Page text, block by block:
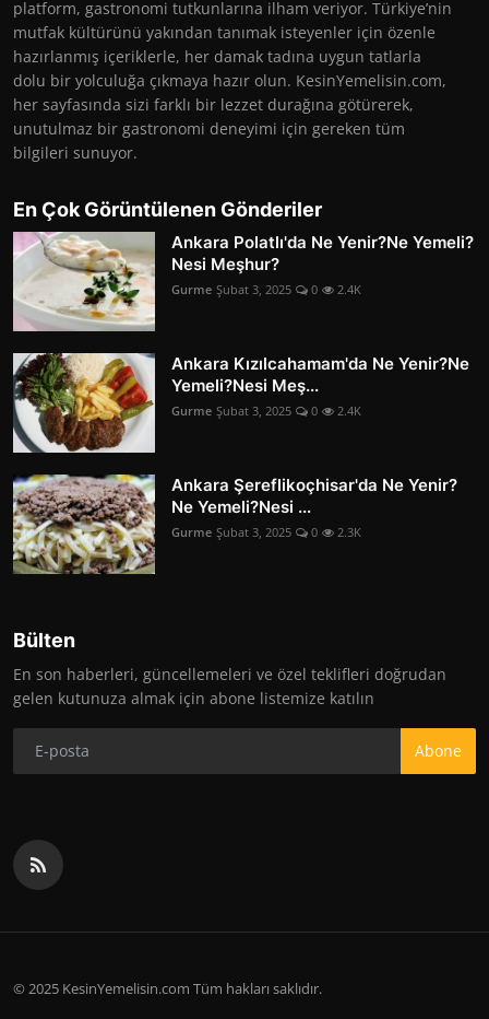
platform, gastronomi tutkunlarına ilham veriyor. Türkiye’nin
mutfak kültürünü yakından tanımak isteyenler için özenle
hazırlanmış içeriklerle, her damak tadına uygun tatlarla
dolu bir yolculuğa çıkmaya hazır olun. KesinYemelisin.com,
her sayfasında sizi farklı bir lezzet durağına götürerek,
unutulmaz bir gastronomi deneyimi için gereken tüm
bilgileri sunuyor.
En Çok Görüntülenen Gönderiler
Ankara Polatlı'da Ne Yenir?Ne Yemeli?
Nesi Meşhur?
Gurme Şubat 3, 2025 0 2.4K
Ankara Kızılcahamam'da Ne Yenir?Ne
Yemeli?Nesi Meş...
Gurme Şubat 3, 2025 0 2.4K
Ankara Şereflikoçhisar'da Ne Yenir?
Ne Yemeli?Nesi ...
Gurme Şubat 3, 2025 0 2.3K
Bülten
En son haberleri, güncellemeleri ve özel teklifleri doğrudan
gelen kutunuza almak için abone listemize katılın
Abone
© 2025 KesinYemelisin.com Tüm hakları saklıdır.